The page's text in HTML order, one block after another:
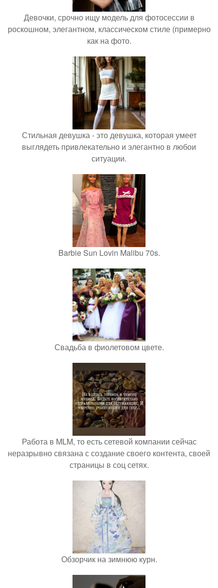
Девочки, срочно ищу модель для фотосессии в
роскошном, элегантном, классическом стиле (примерно
как на фото.
Стильная девушка - это девушка, которая умеет
выглядеть привлекательно и элегантно в любои
ситуации.
Barbie Sun Lovin Malibu 70s.
Свадьба в фиолетовом цвете.
Работа в MLM, то есть сетевой компании сейчас
неразрывно связана с создание своего контента, своей
страницы в соц сетях.
Обзорчик на зимнюю курн.